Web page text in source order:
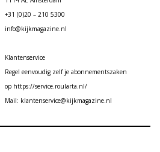
+31 (0)20 – 210 5300
info@kijkmagazine.nl
Klantenservice
Regel eenvoudig zelf je abonnementszaken
op https://service.roularta.nl/
Mail: klantenservice@kijkmagazine.nl